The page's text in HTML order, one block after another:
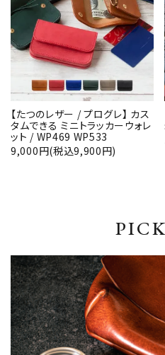
【たつのレザー / プログレ】 カス
タムできる ミニトラッカーウォレ
ット / WP469 WP533
9,000円(税込9,900円)